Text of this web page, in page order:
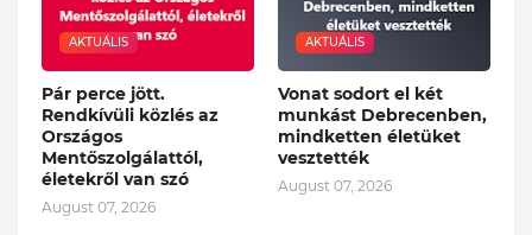
AKTUÁLIS
Pár perce jött.
Rendkívüli közlés az
Országos
Mentőszolgálattól,
életekről van szó
August 07, 2026
AKTUÁLIS
Vonat sodort el két
munkást Debrecenben,
mindketten életüket
vesztették
August 07, 2026